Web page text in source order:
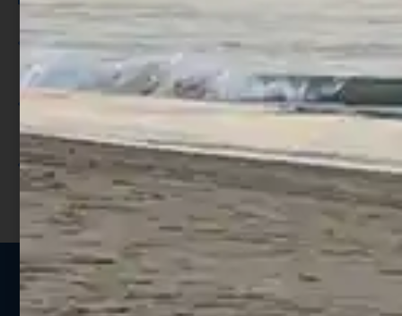
Per ogni acquisto accumuli ulteriori
punti;
Utilizza i punti per ricevere uno
sconto;
I punti sono indicati nella pagina
prodotto;
Seguici sui social